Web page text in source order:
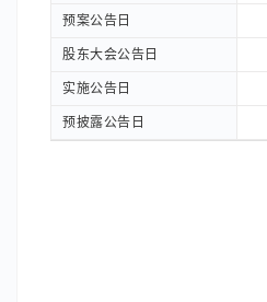
预案公告日
股东大会公告日
实施公告日
预披露公告日
预案公告日
股东大会公告日
实施公告日
预披露公告日